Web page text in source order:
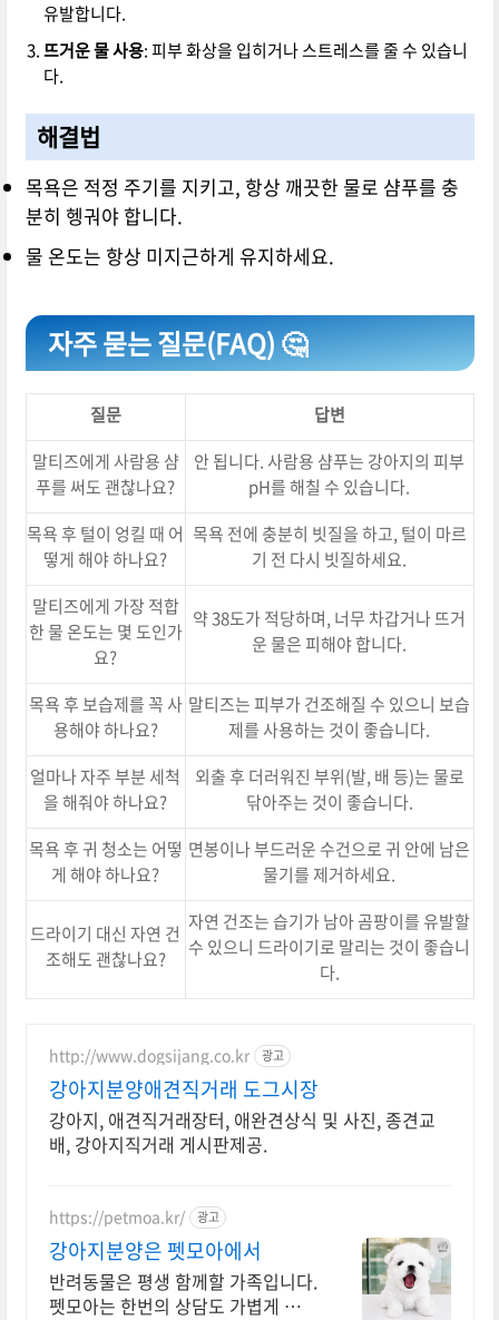
유발합니다.
뜨거운 물 사용: 피부 화상을 입히거나 스트레스를 줄 수 있습니
다.
해결법
목욕은 적정 주기를 지키고, 항상 깨끗한 물로 샴푸를 충
분히 헹궈야 합니다.
물 온도는 항상 미지근하게 유지하세요.
자주 묻는 질문(FAQ) 🤔
질문
답변
말티즈에게 사람용 샴
푸를 써도 괜찮나요?
안 됩니다. 사람용 샴푸는 강아지의 피부
pH를 해칠 수 있습니다.
목욕 후 털이 엉킬 때 어
떻게 해야 하나요?
목욕 전에 충분히 빗질을 하고, 털이 마르
기 전 다시 빗질하세요.
말티즈에게 가장 적합
한 물 온도는 몇 도인가
요?
약 38도가 적당하며, 너무 차갑거나 뜨거
운 물은 피해야 합니다.
목욕 후 보습제를 꼭 사
용해야 하나요?
말티즈는 피부가 건조해질 수 있으니 보습
제를 사용하는 것이 좋습니다.
얼마나 자주 부분 세척
을 해줘야 하나요?
외출 후 더러워진 부위(발, 배 등)는 물로
닦아주는 것이 좋습니다.
목욕 후 귀 청소는 어떻
게 해야 하나요?
면봉이나 부드러운 수건으로 귀 안에 남은
물기를 제거하세요.
드라이기 대신 자연 건
조해도 괜찮나요?
자연 건조는 습기가 남아 곰팡이를 유발할
수 있으니 드라이기로 말리는 것이 좋습니
다.
http://www.dogsijang.co.kr 광고
강아지분양애견직거래 도그시장
강아지, 애견직거래장터, 애완견상식 및 사진, 종견교
배, 강아지직거래 게시판제공.
https://petmoa.kr/ 광고
강아지분양은 펫모아에서
반려동물은 평생 함께할 가족입니다.
펫모아는 한번의 상담도 가볍게 생각